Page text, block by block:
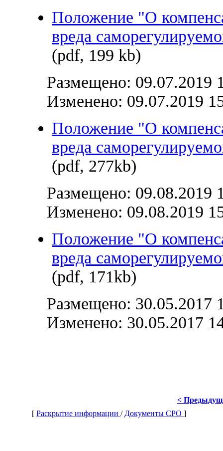
Положение "О
вреда
(pdf, 199 kb)
Размещено: 09.07.2019
Изменено: 09.07.2019
Положение "О
вреда
(pdf, 277kb)
Размещено: 09.08.2019
Изменено: 09.08.2019
Положение "О
вреда
(pdf, 171kb)
Размещено: 30.05.2017
Изменено: 30.05.2017
<
[ Раскрытие информации/ Документы СРО]